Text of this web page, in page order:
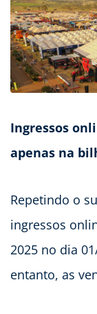
Ingressos
apenas na
Repetindo o
ingressos
2025 no dia
entanto, as